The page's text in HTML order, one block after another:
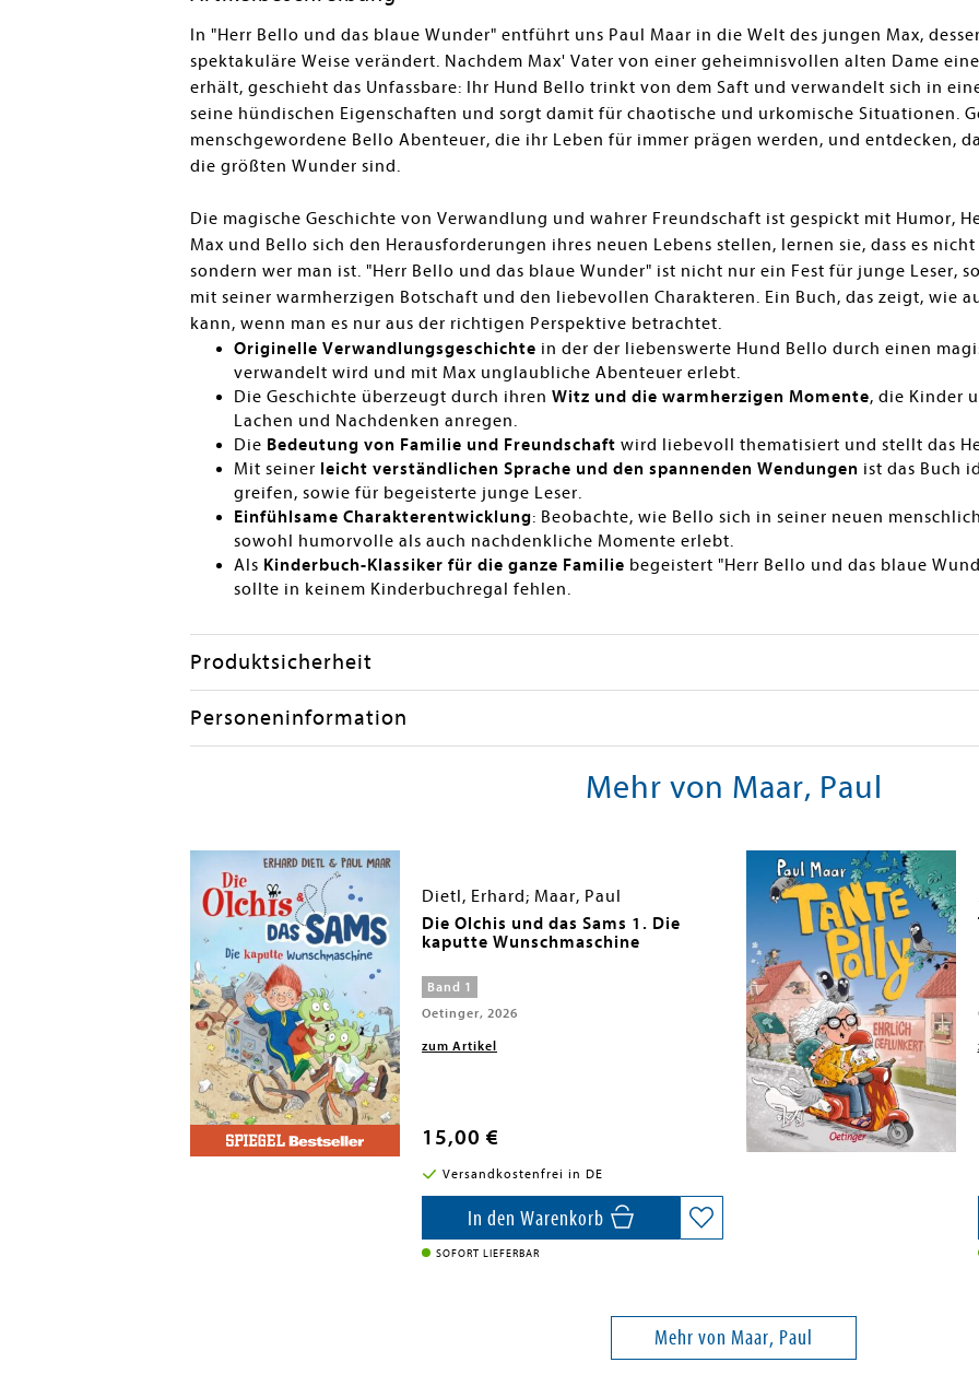
In "Herr Bello und das blaue Wunder" entführt uns Paul Maar in die Welt des jungen Max,
spektakuläre Weise verändert. Nachdem Max' Vater von einer geheimnisvollen alten Dame
erhält, geschieht das Unfassbare: Ihr Hund Bello trinkt von dem Saft und verwandelt sich in
seine hündischen Eigenschaften und sorgt damit für chaotische und urkomische Situationen.
menschgewordene Bello Abenteuer, die ihr Leben für immer prägen werden, und entdecken,
die größten Wunder sind.
Die magische Geschichte von Verwandlung und wahrer Freundschaft ist gespickt mit Humor,
Max und Bello sich den Herausforderungen ihres neuen Lebens stellen, lernen sie, dass es
sondern wer man ist. "Herr Bello und das blaue Wunder" ist nicht nur ein Fest für junge Leser,
mit seiner warmherzigen Botschaft und den liebevollen Charakteren. Ein Buch, das zeigt, wie
kann, wenn man es nur aus der richtigen Perspektive betrachtet.
Originelle Verwandlungsgeschichte in der der liebenswerte Hund Bello durch einen
verwandelt wird und mit Max unglaubliche Abenteuer erlebt.
Die Geschichte überzeugt durch ihren Witz und die warmherzigen Momente, die Kinder
Lachen und Nachdenken anregen.
Die Bedeutung von Familie und Freundschaft wird liebevoll thematisiert und stellt das
Mit seiner leicht verständlichen Sprache und den spannenden Wendungen ist das Buch
greifen, sowie für begeisterte junge Leser.
Einfühlsame Charakterentwicklung: Beobachte, wie Bello sich in seiner neuen
sowohl humorvolle als auch nachdenkliche Momente erlebt.
Als Kinderbuch-Klassiker für die ganze Familie begeistert "Herr Bello und das blaue
sollte in keinem Kinderbuchregal fehlen.
Produktsicherheit
Personeninformation
Mehr von Maar, Paul
Dietl, Erhard; Maar, Paul
Die Olchis und das Sams 1. Die
kaputte Wunschmaschine
Band 1
Oetinger, 2026
zum Artikel
15,00 €
Versandkostenfrei in DE
In den Warenkorb
SOFORT LIEFERBAR
Mehr von Maar, Paul